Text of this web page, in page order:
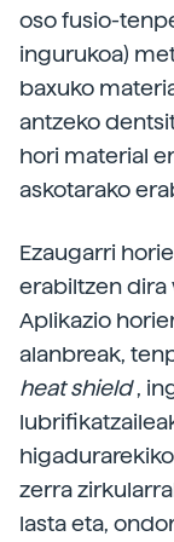
oso fusio-
ingurukoa)
baxuko
antzeko
hori material
askotarako
Ezaugarri
erabiltzen dira
Aplikazio
alanbreak,
heat shield,
zerra
lasta eta,